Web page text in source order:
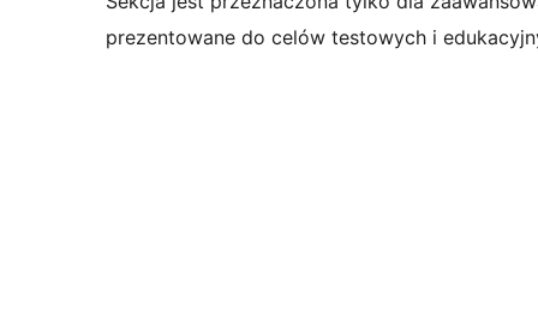
prezentowane do celów testowych i